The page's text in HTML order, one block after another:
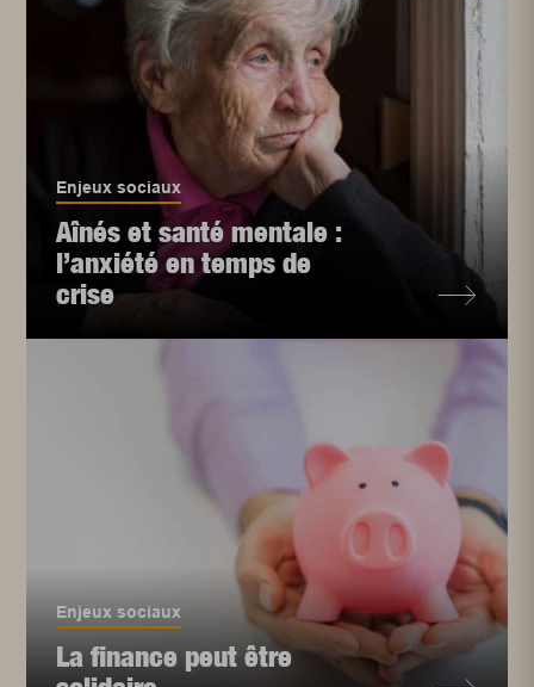
Enjeux sociaux
Aînés et santé mentale :
l’anxiété en temps de
crise
Enjeux sociaux
La finance peut être